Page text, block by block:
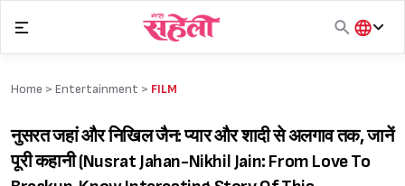
content
हिंदी
Home > Entertainment > FILM
नुसरत जहां और निखिल जैन: प्यार और शादी से अलगाव तक, जानें
पूरी कहानी (Nusrat Jahan-Nikhil Jain: From Love To